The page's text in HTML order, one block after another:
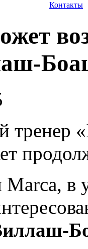
Контакты
тренер
в